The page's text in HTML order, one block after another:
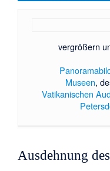
vergrößern
Museen,
Vatikanischen
Ausdehnung